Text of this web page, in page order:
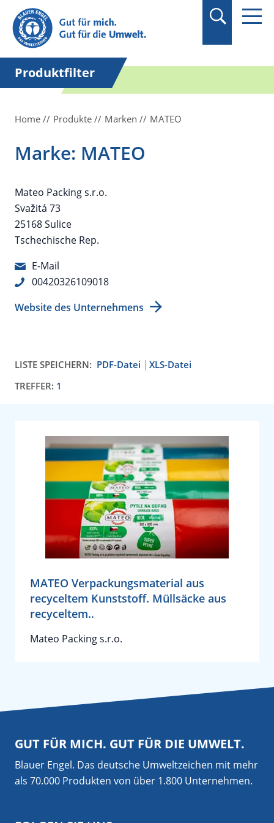
Suchbegriff in
Anführungszeichen
setzen.
Produktfilter
Home Produkte Marken MATEO
Marke: MATEO
Mateo Packing s.r.o.
Svažitá 73
25168 Sulice
Tschechische Rep.
E-Mail
00420326109018
Website des Unternehmens
LISTE SPEICHERN: PDF-Datei
XLS-Datei
TREFFER: 1
MATEO Verpackungsmaterial aus
recyceltem Kunststoff. Müllsäcke aus
recyceltem..
Mateo Packing s.r.o.
GUT FÜR MICH. GUT FÜR DIE UMWELT.
Blauer Engel. Das deutsche Umweltzeichen mit mehr
als 70.000 Produkten von über 1.800 Unternehmen.